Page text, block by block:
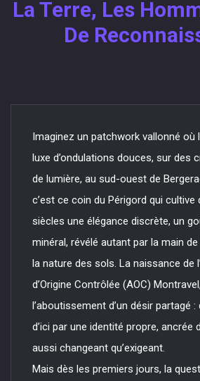
La Terre, Les
De
Imaginez un patchwork vallonné où
luxe d’ondulations douces, sur des
de lumière, au sud-ouest de
c’est ce coin du Périgord qui cultive
siècles une élégance discrète, un
minéral, révélé autant par la main
la nature des sols. La naissance de
d’Origine Contrôlée (AOC)
l’aboutissement d’un désir partagé
d’ici par une identité propre, ancrée
aussi changeant qu’exigeant.
Mais dès les premiers jours, la